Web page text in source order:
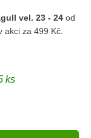
vel. 23 - 24 od
akci za 499 Kč.
ks